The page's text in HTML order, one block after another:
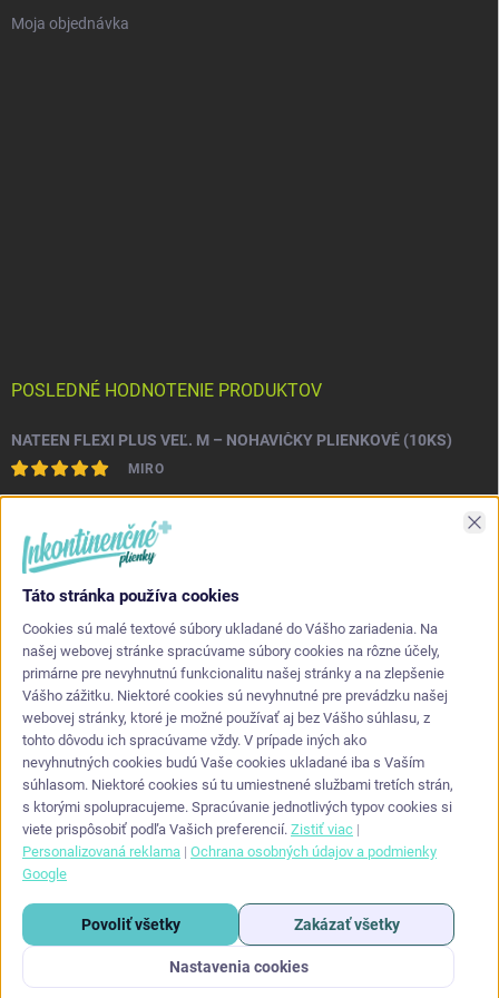
Moja objednávka
POSLEDNÉ HODNOTENIE PRODUKTOV
NATEEN FLEXI PLUS VEĽ. M – NOHAVIČKY PLIENKOVÉ (10KS)
MIRO
nepretekajú po stranách.
KONTAKT
info @inkontinencneplienky.sk
+421 948 864 624
Copyright 2026Inkontinencneplienky.sk . Všetky práva vyhradené.
nastavenie cookies
Táto stránka používa cookies
Cookies sú malé textové súbory ukladané do Vášho zariadenia. Na
našej webovej stránke spracúvame súbory cookies na rôzne účely,
primárne pre nevyhnutnú funkcionalitu našej stránky a na zlepšenie
Vášho zážitku. Niektoré cookies sú nevyhnutné pre prevádzku našej
webovej stránky, ktoré je možné používať aj bez Vášho súhlasu, z
tohto dôvodu ich spracúvame vždy. V prípade iných ako
nevyhnutných cookies budú Vaše cookies ukladané iba s Vaším
súhlasom. Niektoré cookies sú tu umiestnené službami tretích strán,
s ktorými spolupracujeme. Spracúvanie jednotlivých typov cookies si
viete prispôsobiť podľa Vašich preferencií. Zistiť viac |
Personalizovaná reklama | Ochrana osobných údajov a podmienky
Google
Povoliť všetky Zakázať všetky
Nastavenia cookies